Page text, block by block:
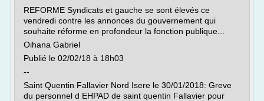
REFORME Syndicats et gauche se sont élevés ce
vendredi contre les annonces du gouvernement qui
souhaite réforme en profondeur la fonction publique...
Oihana Gabriel
Publié le 02/02/18 à 18h03
--
Saint Quentin Fallavier Nord Isere le 30/01/2018: Greve
du personnel d EHPAD de saint quentin Fallavier pour